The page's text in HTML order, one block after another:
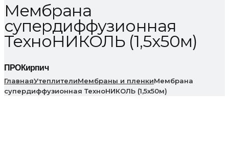
Мембрана
супердиффузионная
ТехноНИКОЛЬ (1,5х50м)
ПРОКирпич
ГлавнаяУтеплителиМембраны и пленкиМембрана
супердиффузионная ТехноНИКОЛЬ (1,5х50м)